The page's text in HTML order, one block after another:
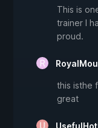
This is
trainer I
proud.
this isthe
great